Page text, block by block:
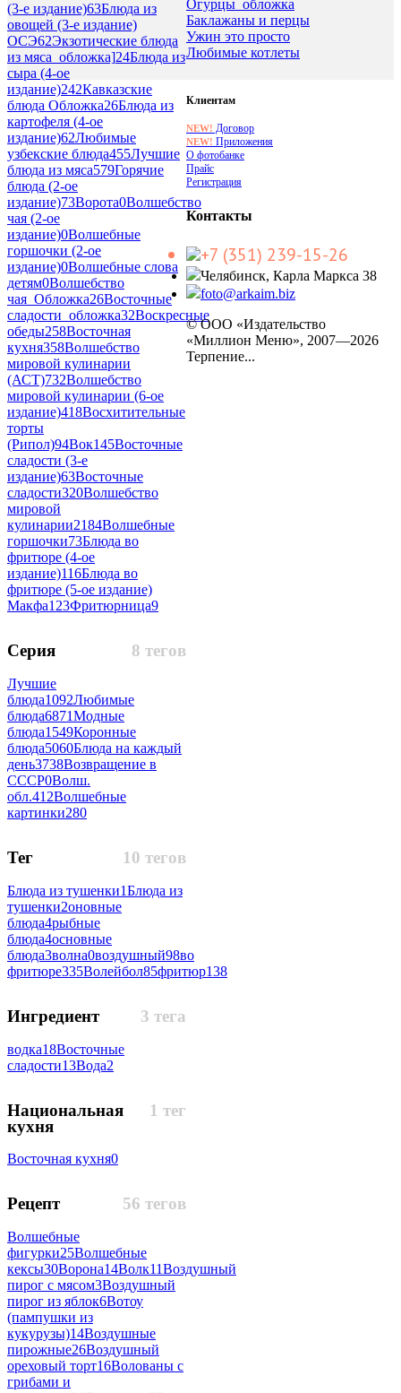
(3-е издание)63Блюда из
овощей (3-е издание)
ОСЭ62Экзотические блюда
из мяса_обложка]24Блюда из
сыра (4-ое
издание)242Кавказские
блюда Обложка26Блюда из
картофеля (4-ое
издание)62Любимые
узбекские блюда455Лучшие
блюда из мяса579Горячие
блюда (2-ое
издание)73Ворота0Волшебство
чая (2-ое
издание)0Волшебные
горшочки (2-ое
издание)0Волшебные слова
детям0Волшебство
чая_Обложка26Восточные
сладости_обложка32Воскресные
обеды258Восточная
кухня358Волшебство
мировой кулинарии
(АСТ)732Волшебство
мировой кулинарии (6-ое
издание)418Восхитительные
торты
(Рипол)94Вок145Восточные
сладости (3-е
издание)63Восточные
сладости320Волшебство
мировой
кулинарии2184Волшебные
горшочки73Блюда во
фритюре (4-ое
издание)116Блюда во
фритюре (5-ое издание)
Макфа123Фритюрница9
8 тегов
Серия
Лучшие
блюда1092Любимые
блюда6871Модные
блюда1549Коронные
блюда5060Блюда на каждый
день3738Возвращение в
СССР0Волш.
обл.412Волшебные
картинки280
10 тегов
Тег
Блюда из тушенки1Блюда из
тушенки2оновные
блюда4рыбные
блюда4основные
блюда3волна0воздушный98во
фритюре335Волейбол85фритюр138
3 тега
Ингредиент
водка18Восточные
сладости13Вода2
1 тег
Национальная
кухня
Восточная кухня0
56 тегов
Рецепт
Волшебные
фигурки25Волшебные
кексы30Ворона14Волк11Воздушный
пирог с мясом3Воздушный
пирог из яблок6Вотоу
(пампушки из
кукурузы)14Воздушные
пирожные26Воздушный
ореховый торт16Волованы с
грибами и
Огурцы_обложка
Баклажаны и перцы
Ужин это просто
Любимые котлеты
Клиентам
NEW! Договор
NEW! Приложения
О фотобанке
Прайс
Регистрация
Контакты
+7 (351) 239-15-26
Челябинск, Карла Маркса 38
foto@arkaim.biz
© ООО «Издательство
«Миллион Меню», 2007—2026
Терпение...